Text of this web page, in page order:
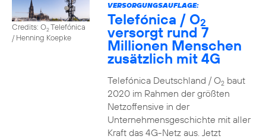
Credits: O2Telefónica
/ Henning Koepke
VERSORGUNGSAUFLAGE:
Telefónica / O2
versorgt rund 7
Millionen Menschen
zusätzlich mit 4G
Telefónica Deutschland / O2baut
2020 im Rahmen der größten
Netzoffensive in der
Unternehmensgeschichte mit aller
Kraft das 4G-Netz aus. Jetzt